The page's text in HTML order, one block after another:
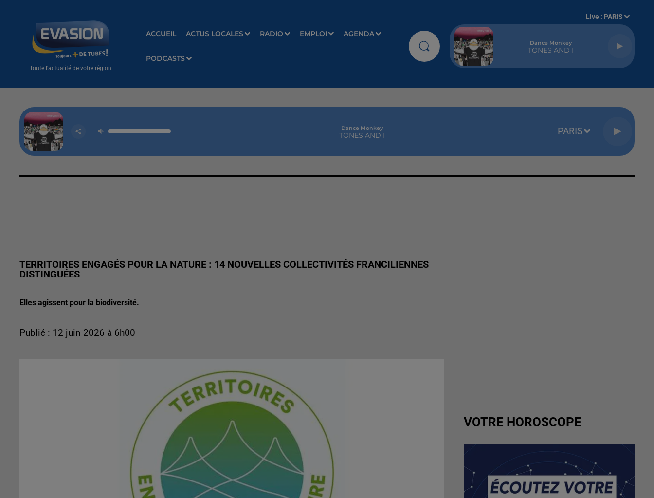
Toute l'actualité de votre région
ACCUEIL ACTUS LOCALES RADIO EMPLOI AGENDA
PODCASTS
Live : PARIS
Dance Monkey
TONES AND I
Dance Monkey
TONES AND I PARIS
TERRITOIRES ENGAGÉS POUR LA NATURE : 14 NOUVELLES COLLECTIVITÉS FRANCILIENNES
DISTINGUÉES
Elles agissent pour la biodiversité.
Publié : 12 juin 2026 à 6h00
VOTRE HOROSCOPE